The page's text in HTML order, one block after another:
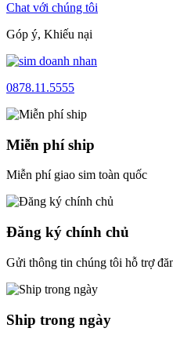
Chat với chúng tôi
Góp ý, Khiếu nại
0878.11.5555
Miễn phí ship
Miễn phí giao sim toàn quốc
Đăng ký chính chủ
Gửi thông tin chúng tôi hỗ trợ
Ship trong ngày